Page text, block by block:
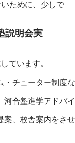
ために、少しで
説明会実
ています。
・チューター制度な
河合塾進学アドバイ
案、校舎案内をさせ